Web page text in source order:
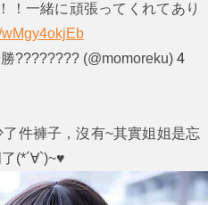
一緒に頑張ってくれてあり
???????? (@momoreku) 4
件褲子，沒有~其實姐姐是忘
(*´∀`)~♥